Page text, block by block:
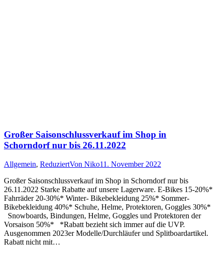
Großer Saisonschlussverkauf im Shop in
Schorndorf nur bis 26.11.2022
Allgemein, ReduziertVon Niko11. November 2022
Großer Saisonschlussverkauf im Shop in Schorndorf nur bis
26.11.2022 Starke Rabatte auf unsere Lagerware. E-Bikes 15-20%*
Fahrräder 20-30%* Winter- Bikebekleidung 25%* Sommer-
Bikebekleidung 40%* Schuhe, Helme, Protektoren, Goggles 30%*
Snowboards, Bindungen, Helme, Goggles und Protektoren der
Vorsaison 50%* *Rabatt bezieht sich immer auf die UVP.
Ausgenommen 2023er Modelle/Durchläufer und Splitboardartikel.
Rabatt nicht mit…